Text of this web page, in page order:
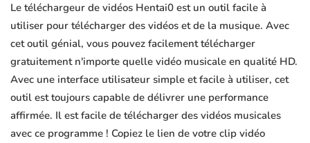
Le téléchargeur de vidéos Hentai0 est un outil facile à
utiliser pour télécharger des vidéos et de la musique. Avec
cet outil génial, vous pouvez facilement télécharger
gratuitement n'importe quelle vidéo musicale en qualité HD.
Avec une interface utilisateur simple et facile à utiliser, cet
outil est toujours capable de délivrer une performance
affirmée. Il est facile de télécharger des vidéos musicales
avec ce programme ! Copiez le lien de votre clip vidéo